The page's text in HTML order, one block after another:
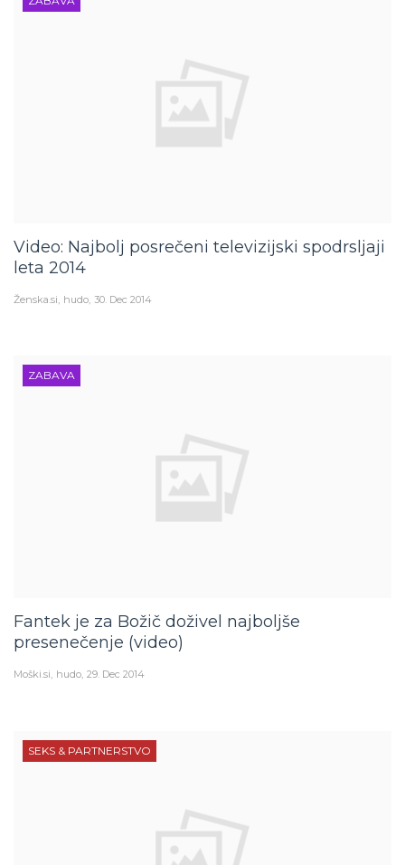
Video: Najbolj posrečeni televizijski spodrsljaji
leta 2014
Ženska.si hudo 30. Dec 2014
ZABAVA
Fantek je za Božič doživel najboljše
presenečenje (video)
Moški.si hudo 29. Dec 2014
SEKS & PARTNERSTVO